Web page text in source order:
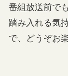
番組放送前で
踏み入れる気
で、どうぞお